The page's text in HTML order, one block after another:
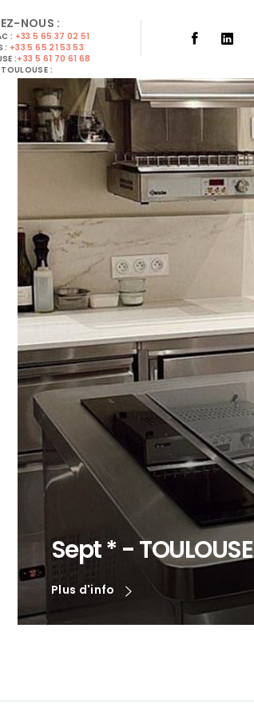
NOUS :
: +33 5 65 37 02 51
: +33 5 65 21 53 53
:+33 5 61 70 61 68
:
Sept * - TOULOUSE
Plus d'info